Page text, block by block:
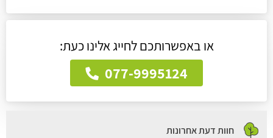
או באפשרותכם לחייג אלינו כעת:
077-9995124
חוות דעת אחרונות